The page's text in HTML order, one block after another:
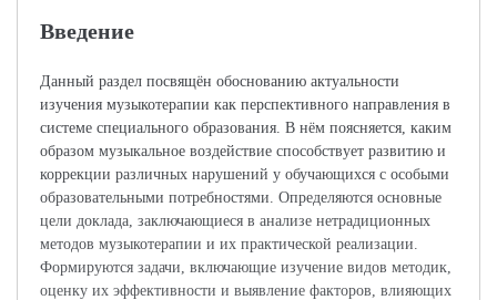
Введение
Данный раздел посвящён обоснованию актуальности
изучения музыкотерапии как перспективного направления в
системе специального образования. В нём поясняется, каким
образом музыкальное воздействие способствует развитию и
коррекции различных нарушений у обучающихся с особыми
образовательными потребностями. Определяются основные
цели доклада, заключающиеся в анализе нетрадиционных
методов музыкотерапии и их практической реализации.
Формируются задачи, включающие изучение видов методик,
оценку их эффективности и выявление факторов, влияющих